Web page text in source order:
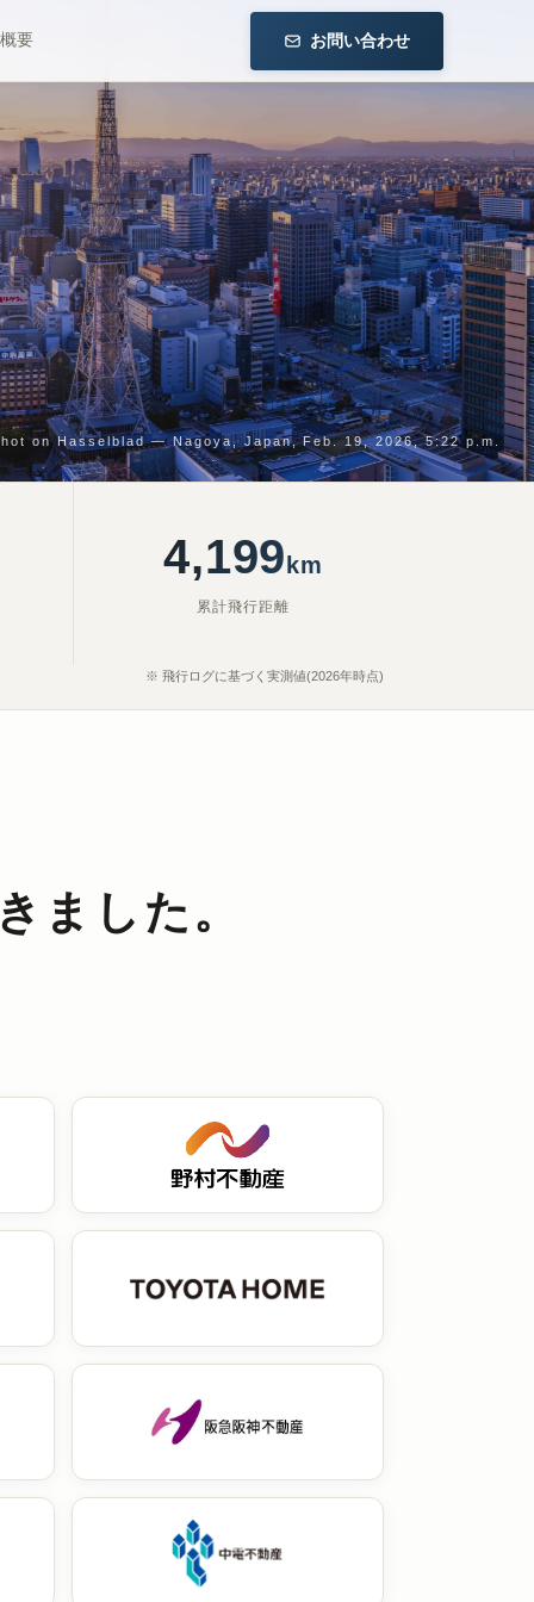
要 お問い合わせ
on Hasselblad — Nagoya , Japan, Feb. 19, 2026, 5:22 p.m.
4,598 km
累計飛行距離
※ 飛行ログに基づく実測値(2026年時点)
ました。